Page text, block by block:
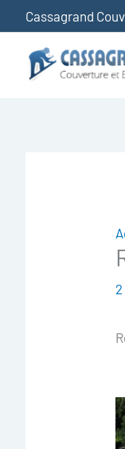
au
contenu
Cassagrand